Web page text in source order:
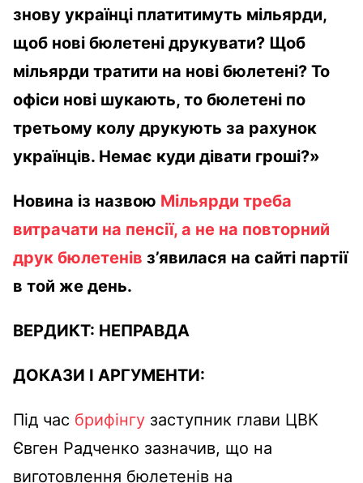
знову українці платитимуть мільярди,
щоб нові бюлетені друкувати? Щоб
мільярди тратити на нові бюлетені? То
офіси нові шукають, то бюлетені по
третьому колу друкують за рахунок
українців. Немає куди дівати гроші?»
Новина із назвою Мільярди треба
витрачати на пенсії, а не на повторний
друк бюлетенів з’явилася на сайті партії
в той же день.
ВЕРДИКТ: НЕПРАВДА
ДОКАЗИ І АРГУМЕНТИ:
Під час брифінгу заступник глави ЦВК
Євген Радченко зазначив, що на
виготовлення бюлетенів на